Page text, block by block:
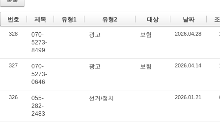
번호 제목 유형1 유형2 대상 날짜
328
070-
5273-
8499
광고 보험 2026.04.28
327
070-
5273-
0646
광고 보험 2026.04.14
326
055-
282-
2483
선거/정치 2026.01.21